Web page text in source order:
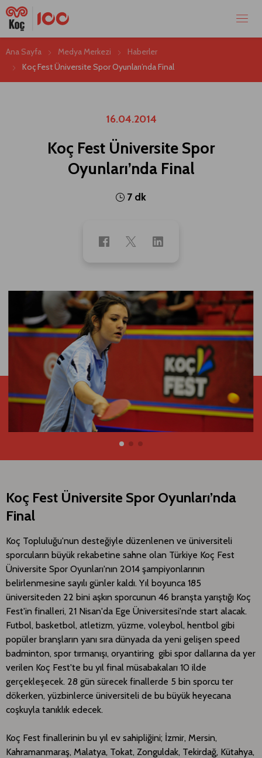
Ana Sayfa Medya Merkezi
Haberler
Koç Fest Üniversite Spor Oyunları’nda Final
16.04.2014
Koç Fest Üniversite Spor
Oyunları’nda Final
7 dk
Koç Fest Üniversite Spor Oyunları’nda
Final
​Koç Topluluğu'nun desteğiyle düzenlenen ve üniversiteli
sporcuların büyük rekabetine sahne olan Türkiye Koç Fest
Üniversite Spor Oyunları'nın 2014 şampiyonlarının
belirlenmesine sayılı günler kaldı. Yıl boyunca 185
üniversiteden 22 bini aşkın sporcunun 46 branşta yarıştığı Koç
Fest'in finalleri, 21 Nisan'da Ege Üniversitesi'nde start alacak.
Futbol, basketbol, atletizm, yüzme, voleybol, hentbol gibi
popüler branşların yanı sıra dünyada da yeni gelişen speed
badminton, spor tırmanışı, oryantiring gibi spor dallarına da yer
verilen Koç Fest'te bu yıl final müsabakaları 10 ilde
gerçekleşecek. 28 gün sürecek finallerde 5 bin sporcu ter
dökerken, yüzbinlerce üniversiteli de bu büyük heyecana
coşkuyla tanıklık edecek.
Koç Fest finallerinin bu yıl ev sahipliğini; İzmir, Mersin,
Kahramanmaraş, Malatya, Tokat, Zonguldak, Tekirdağ, Kütahya,